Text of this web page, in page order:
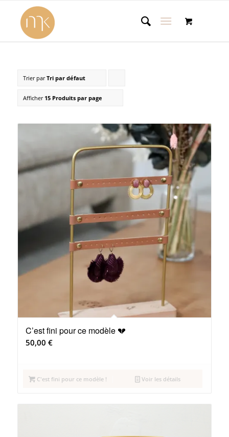
Trier parTri par défaut
les
produits
ascendant
Afficher 15 Produits par page
C’est fini pour ce modèle 💔
50,00 €
C'est fini pour ce modèle ! Voir les détails